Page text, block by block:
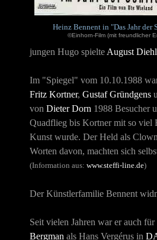
Heinz Bennent in "Das Jahr der
©Einhorn-Film (mit freundlicher
jungen Hugo spielte August Diehl
Im "Spiegel" vom 10.10.1988
Fritz Kortner, Gustaf Gründgens
von Dieter Dorn 1988 Besucher
Quadflieg bis Kortner mit so viel
Kunst wurde. Der Held als
Worten davon, machten sich
(Information aus: www.steffi-line.de)
Der Künstlerfamilie Bennent
Seit vielen Jahren war er auch
Bergman als Hans Vergérus in